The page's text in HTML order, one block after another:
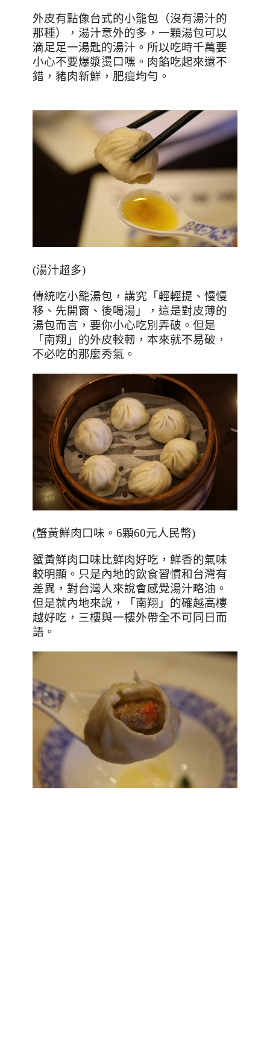
外皮有點像台式的小籠包（沒有湯汁的
那種），湯汁意外的多，一顆湯包可以
滴足足一湯匙的湯汁。所以吃時千萬要
小心不要爆漿燙口嘿。肉餡吃起來還不
錯，豬肉新鮮，肥瘦均勻。
(湯汁超多)
傳統吃小籠湯包，講究「輕輕提、慢慢
移、先開窗、後喝湯」，這是對皮薄的
湯包而言，要你小心吃別弄破。但是
「南翔」的外皮較軔，本來就不易破，
不必吃的那麼秀氣。
(蟹黃鮮肉口味。 6顆60元人民幣)
蟹黃鮮肉口味比鮮肉好吃，鮮香的氣味
較明顯。只是內地的飲食習慣和台灣有
差異，對台灣人來說會感覺湯汁略油。
但是就內地來說，「南翔」的確越高樓
越好吃，三樓與一樓外帶全不可同日而
語。